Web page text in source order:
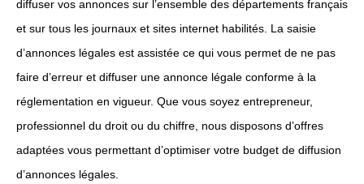
diffuser vos annonces sur l’ensemble des départements français
et sur tous les journaux et sites internet habilités. La saisie
d’annonces légales est assistée ce qui vous permet de ne pas
faire d’erreur et diffuser une annonce légale conforme à la
réglementation en vigueur. Que vous soyez entrepreneur,
professionnel du droit ou du chiffre, nous disposons d’offres
adaptées vous permettant d’optimiser votre budget de diffusion
d’annonces légales.